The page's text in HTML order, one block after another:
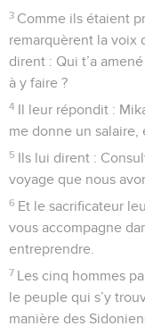
3 Comme ils étaient
remarquèrent la voix
dirent : Qui t’a
à y faire ?
4 Il leur répondit :
me donne un salaire,
5 Ils lui dirent :
voyage que nous
6 Et le sacrificateur
vous accompagne
entreprendre.
7 Les cinq hommes
le peuple qui s’y
manière des